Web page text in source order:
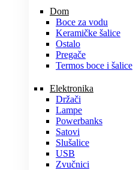
Dom
Boce za vodu
Keramičke šalice
Ostalo
Pregače
Termos boce i šalice
Elektronika
Držači
Lampe
Powerbanks
Satovi
Slušalice
USB
Zvučnici